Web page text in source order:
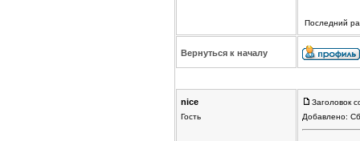
Последний
Вернуться к началу
nice
Гость
Заголовок
Добавлено: